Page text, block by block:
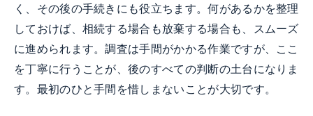
く、その後の手続きにも役立ちます。何があるかを整理
しておけば、相続する場合も放棄する場合も、スムーズ
に進められます。調査は手間がかかる作業ですが、ここ
を丁寧に行うことが、後のすべての判断の土台になりま
す。最初のひと手間を惜しまないことが大切です。